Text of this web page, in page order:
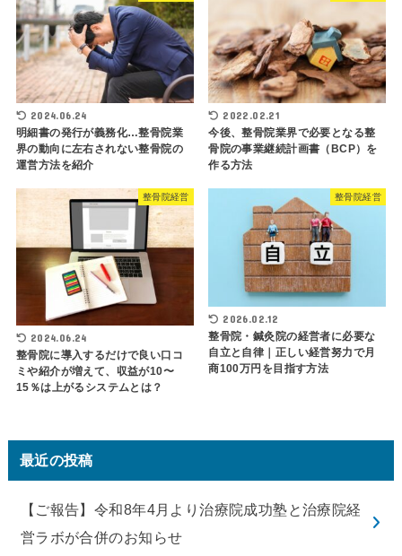
2024.06.24
明細書の発行が義務化…整骨院業
界の動向に左右されない整骨院の
運営方法を紹介
2022.02.21
今後、整骨院業界で必要となる整
骨院の事業継続計画書（BCP）を
作る方法
整骨院経営
2024.06.24
整骨院に導入するだけで良い口コ
ミや紹介が増えて、収益が10〜
15％は上がるシステムとは？
整骨院経営
2026.02.12
整骨院・鍼灸院の経営者に必要な
自立と自律｜正しい経営努力で月
商100万円を目指す方法
最近の投稿
【ご報告】令和8年4月より治療院成功塾と治療院経
営ラボが合併のお知らせ